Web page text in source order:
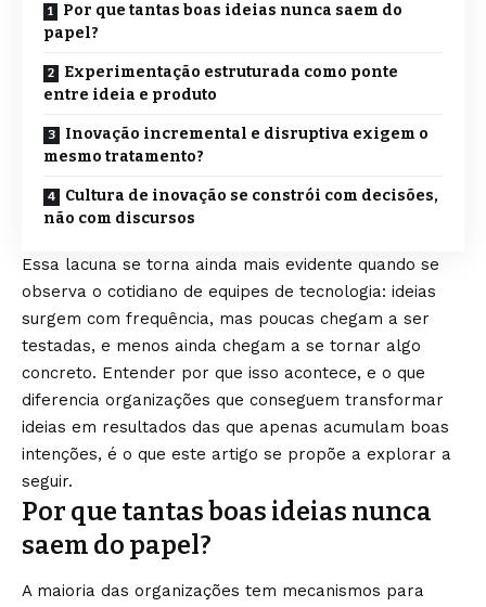
Por que tantas boas ideias nunca saem do
papel?
Experimentação estruturada como ponte
entre ideia e produto
Inovação incremental e disruptiva exigem o
mesmo tratamento?
Cultura de inovação se constrói com decisões,
não com discursos
Essa lacuna se torna ainda mais evidente quando se
observa o cotidiano de equipes de tecnologia: ideias
surgem com frequência, mas poucas chegam a ser
testadas, e menos ainda chegam a se tornar algo
concreto. Entender por que isso acontece, e o que
diferencia organizações que conseguem transformar
ideias em resultados das que apenas acumulam boas
intenções, é o que este artigo se propõe a explorar a
seguir.
Por que tantas boas ideias nunca
saem do papel?
A maioria das organizações tem mecanismos para